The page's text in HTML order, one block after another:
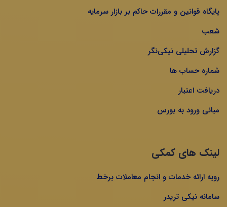
پایگاه قوانین و مقررات حاکم بر بازار سرمایه
شعب
گزارش تحلیلی نیکی‌نگر
شماره حساب ها
دریافت اعتبار
مبانی ورود به بورس
لینک های کمکی
رویه ارائه خدمات و انجام معاملات برخط
سامانه نیکی تریدر